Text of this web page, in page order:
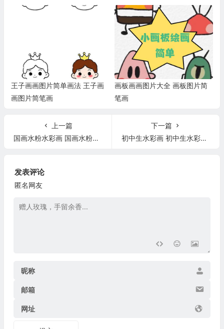
王子画画图片简单画法 王子画
画图片简笔画
画板画画图片大全 画板图片简
笔画
上一篇
国画水粉水彩画 国画水粉水彩
下一篇
初中生水彩画 初中生水彩画风景
发表评论
匿名网友
昵称
邮箱
网址